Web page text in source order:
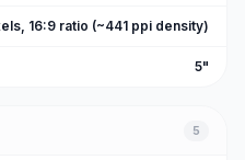
16:9 ratio (~441 ppi density)
5"
5